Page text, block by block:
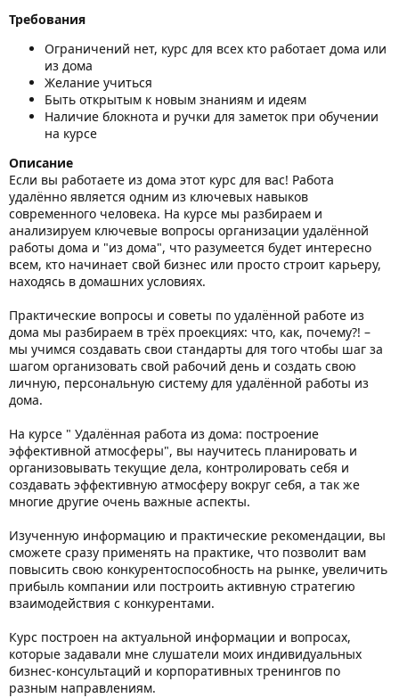
Требования
Ограничений нет, курс для всех кто работает дома или
из дома
Желание учиться
Быть открытым к новым знаниям и идеям
Наличие блокнота и ручки для заметок при обучении
на курсе
Описание
Если вы работаете из дома этот курс для вас! Работа
удалённо является одним из ключевых навыков
современного человека. На курсе мы разбираем и
анализируем ключевые вопросы организации удалённой
работы дома и "из дома", что разумеется будет интересно
всем, кто начинает свой бизнес или просто строит карьеру,
находясь в домашних условиях.
Практические вопросы и советы по удалённой работе из
дома мы разбираем в трёх проекциях: что, как, почему?! –
мы учимся создавать свои стандарты для того чтобы шаг за
шагом организовать свой рабочий день и создать свою
личную, персональную систему для удалённой работы из
дома.
На курсе " Удалённая работа из дома: построение
эффективной атмосферы", вы научитесь планировать и
организовывать текущие дела, контролировать себя и
создавать эффективную атмосферу вокруг себя, а так же
многие другие очень важные аспекты.
Изученную информацию и практические рекомендации, вы
сможете сразу применять на практике, что позволит вам
повысить свою конкурентоспособность на рынке, увеличить
прибыль компании или построить активную стратегию
взаимодействия с конкурентами.
Курс построен на актуальной информации и вопросах,
которые задавали мне слушатели моих индивидуальных
бизнес-консультаций и корпоративных тренингов по
разным направлениям.